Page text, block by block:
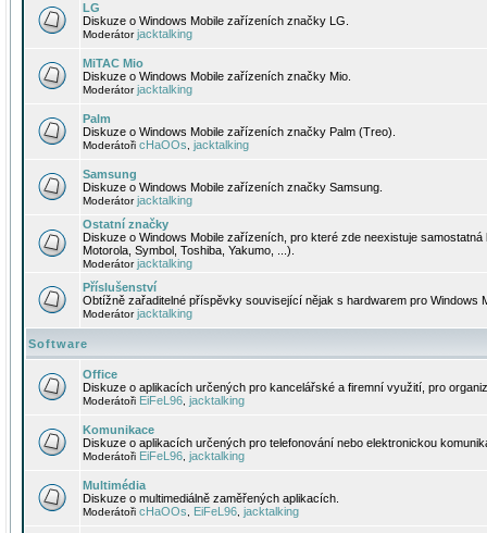
LG
Diskuze o Windows Mobile zařízeních značky LG.
Moderátorjacktalking
MiTAC Mio
Diskuze o Windows Mobile zařízeních značky Mio.
Moderátorjacktalking
Palm
Diskuze o Windows Mobile zařízeních značky Palm (Treo).
Moderátoři cHaOOs jacktalking
Samsung
Diskuze o Windows Mobile zařízeních značky Samsung.
Moderátorjacktalking
Ostatní značky
Diskuze o Windows Mobile zařízeních, pro které zde neexistuje
Motorola, Symbol, Toshiba, Yakumo, ...).
Moderátorjacktalking
Příslušenství
Obtížně zařaditelné příspěvky související nějak s hardwarem pro Windows
Moderátorjacktalking
Software
Office
Diskuze o aplikacích určených pro kancelářské a firemní využití, pro
Moderátoři EiFeL96 jacktalking
Komunikace
Diskuze o aplikacích určených pro telefonování nebo elektronickou
Moderátoři EiFeL96 jacktalking
Multimédia
Diskuze o multimediálně zaměřených aplikacích.
Moderátoři cHaOOs EiFeL96 jacktalking